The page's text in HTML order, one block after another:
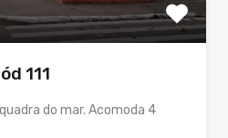
111
do mar. Acomoda 4